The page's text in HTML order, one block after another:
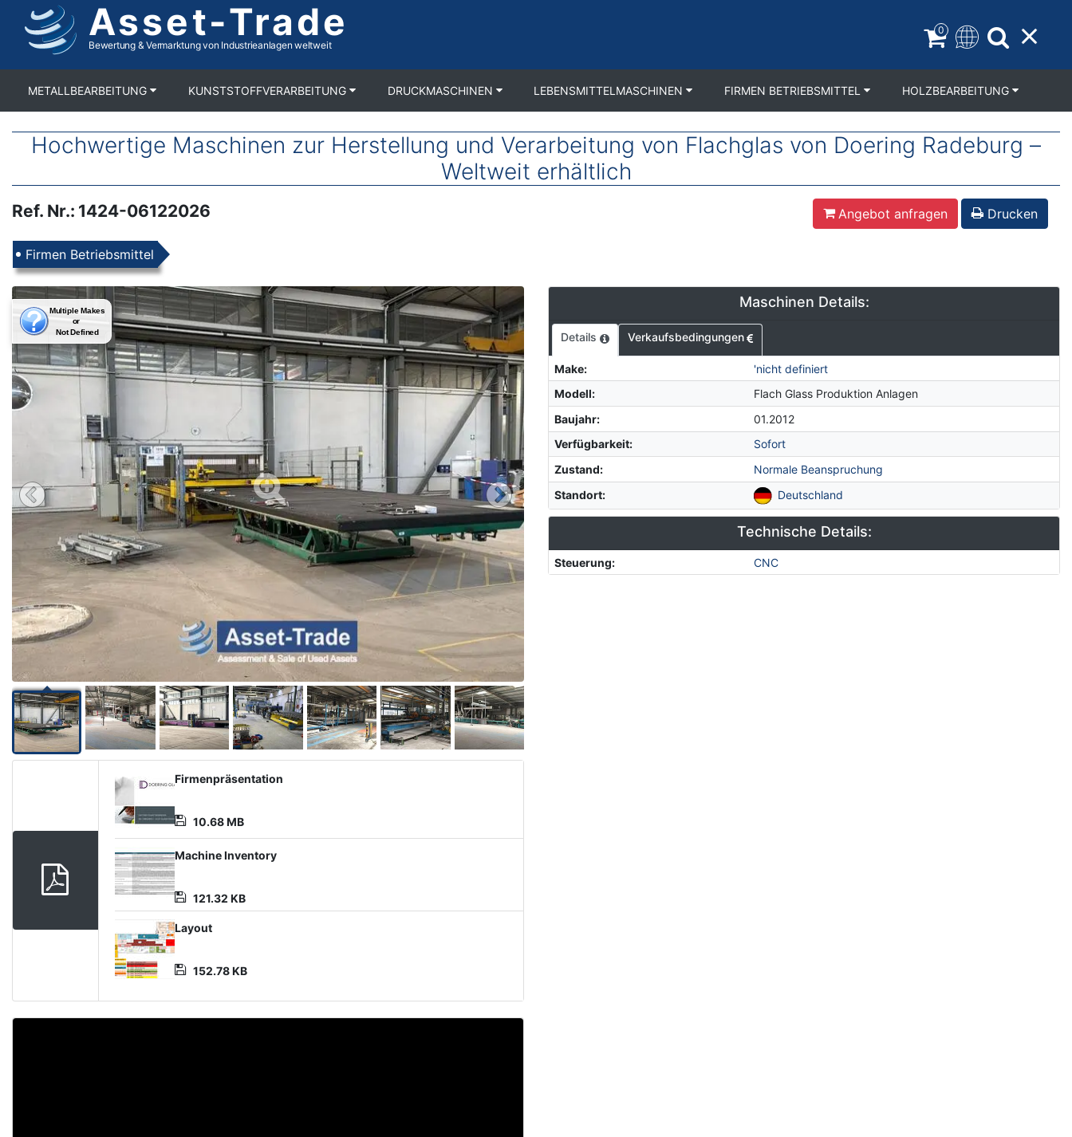
Asset-Trade
Bewertung & Vermarktung von Industrieanlagen weltweit
0
METALLBEARBEITUNG KUNSTSTOFFVERARBEITUNG DRUCKMASCHINEN LEBENSMITTELMASCHINEN FIRMEN BETRIEBSMITTEL HOLZBEARBEITUNG
Hochwertige Maschinen zur Herstellung und Verarbeitung von Flachglas von Doering Radeburg –
Weltweit erhältlich
Ref. Nr.: 1424-06122026 Angebot anfragen Drucken
Produkte
Firmen Betriebsmittel
Images
Product
Document
Firmenpräsentation
10.68 MB
Machine Inventory
121.32 KB
Layout
152.78 KB
Maschinen Details:
Details Verkaufsbedingungen
Make:
'nicht definiert
Modell:
Flach Glass Produktion Anlagen
Baujahr:
01.2012
Verfügbarkeit:
Sofort
Zustand:
Normale Beanspruchung
Standort: Deutschland
Technische Details:
Steuerung: CNC